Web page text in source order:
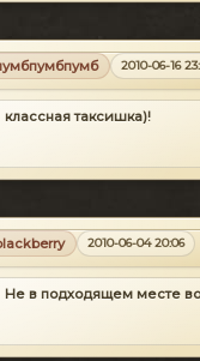
2010-06-16
классная таксишка)!
2010-06-04 20:06
Не в подходящем месте